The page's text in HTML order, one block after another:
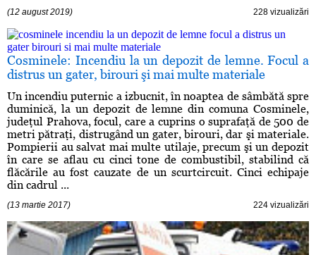
(12 august 2019) 228 vizualizări
Cosminele: Incendiu la un depozit de lemne. Focul a
distrus un gater, birouri şi mai multe materiale
Un incendiu puternic a izbucnit, în noaptea de sâmbătă spre
duminică, la un depozit de lemne din comuna Cosminele,
judeţul Prahova, focul, care a cuprins o suprafaţă de 500 de
metri pătraţi, distrugând un gater, birouri, dar şi materiale.
Pompierii au salvat mai multe utilaje, precum şi un depozit
în care se aflau cu cinci tone de combustibil, stabilind că
flăcările au fost cauzate de un scurtcircuit. Cinci echipaje
din cadrul ...
(13 martie 2017) 224 vizualizări